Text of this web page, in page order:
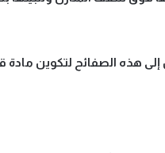
إلى هذه الصفائح لتكوين مادة